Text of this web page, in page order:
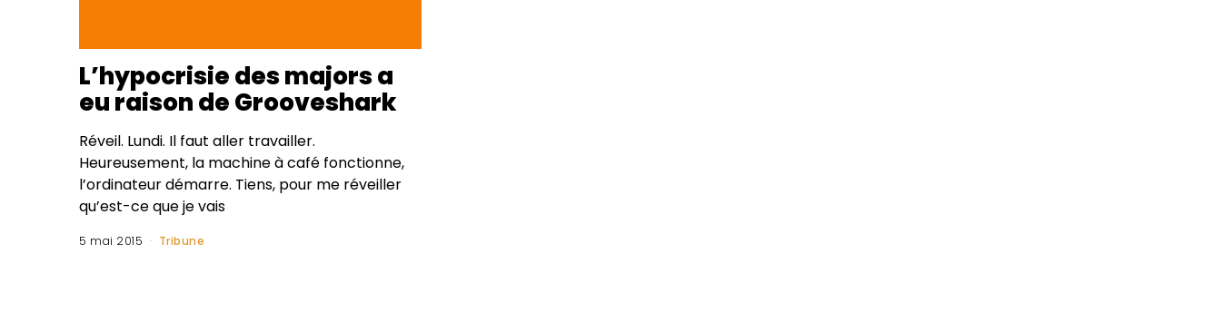
L’hypocrisie des majors a
eu raison de Grooveshark
Réveil. Lundi. Il faut aller travailler.
Heureusement, la machine à café fonctionne,
l’ordinateur démarre. Tiens, pour me réveiller
qu’est-ce que je vais
5 mai 2015 Tribune